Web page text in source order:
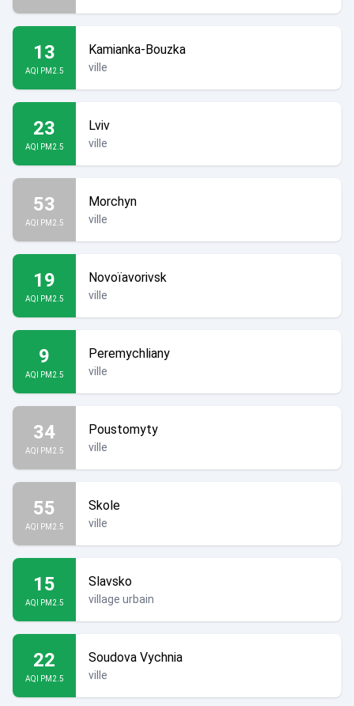
13
AQI PM2.5
Kamianka-Bouzka
ville
23
AQI PM2.5
Lviv
ville
53
AQI PM2.5
Morchyn
ville
19
AQI PM2.5
Novoïavorivsk
ville
9
AQI PM2.5
Peremychliany
ville
34
AQI PM2.5
Poustomyty
ville
55
AQI PM2.5
Skole
ville
15
AQI PM2.5
Slavsko
village urbain
22
AQI PM2.5
Soudova Vychnia
ville